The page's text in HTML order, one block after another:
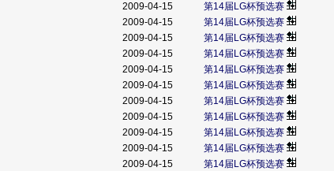
2009-04-15 第14届LG杯预选赛
2009-04-15 第14届LG杯预选赛
2009-04-15 第14届LG杯预选赛
2009-04-15 第14届LG杯预选赛
2009-04-15 第14届LG杯预选赛
2009-04-15 第14届LG杯预选赛
2009-04-15 第14届LG杯预选赛
2009-04-15 第14届LG杯预选赛
2009-04-15 第14届LG杯预选赛
2009-04-15 第14届LG杯预选赛
2009-04-15 第14届LG杯预选赛